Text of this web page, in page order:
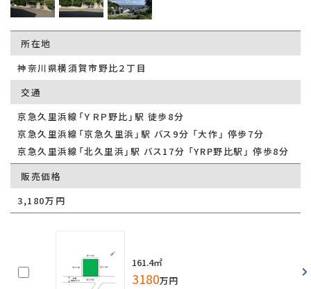
所在地
神奈川県横須賀市野比２丁目
交通
京急久里浜線「ＹＲＰ野比」駅 徒歩8分
京急久里浜線「京急久里浜」駅 バス9分 「大作」 停歩7分
京急久里浜線「北久里浜」駅 バス17分 「YRP野比駅」 停歩8分
販売価格
3,180万円
161.4㎡
3180万円